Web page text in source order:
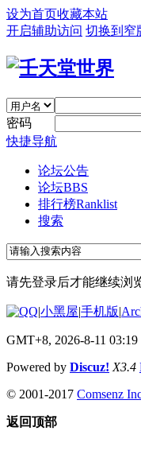
设为首页收藏本站
开启辅助访问 切换到窄
密码
快捷导航
论坛公告
论坛BBS
排行榜Ranklist
搜索
请先登录后才能继续浏
|小黑屋|手机版|
GMT+8, 2026-8-11 03:19
Powered by Discuz! X3.4
© 2001-2017 Comsenz
返回顶部